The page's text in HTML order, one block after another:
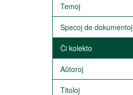
Temoj
Specoj de dokumentoj
Ĉi kolekto
Aŭtoroj
Titoloj